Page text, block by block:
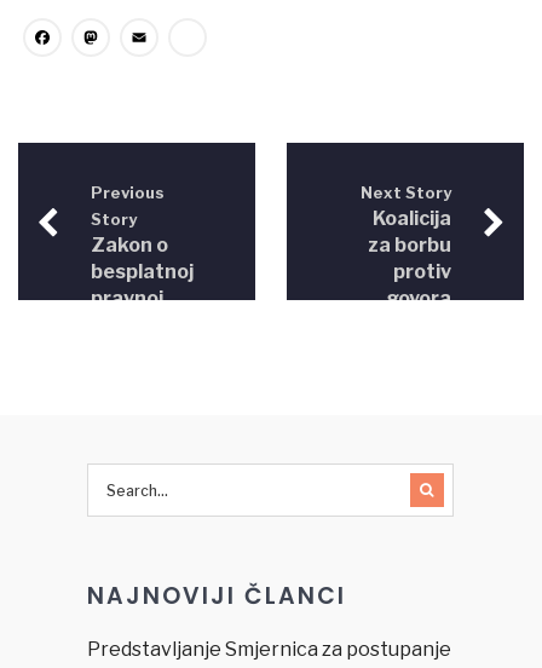
Facebook
Mastodon
Previous
Story
Zakon o
besplatnoj
pravnoj
Next Story
Koalicija
za borbu
protiv
govora
i političke
zvaničnike
NAJNOVIJI ČLANCI
Predstavljanje Smjernica za postupanje